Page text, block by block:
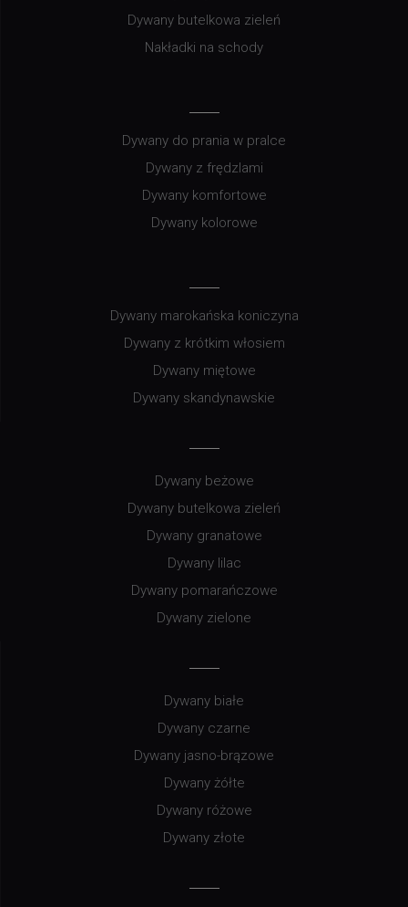
Dywany butelkowa zieleń
Nakładki na schody
Dywany do prania w pralce
Dywany z frędzlami
Dywany komfortowe
Dywany kolorowe
Dywany marokańska koniczyna
Dywany z krótkim włosiem
Dywany miętowe
Dywany skandynawskie
Dywany beżowe
Dywany butelkowa zieleń
Dywany granatowe
Dywany lilac
Dywany pomarańczowe
Dywany zielone
Dywany białe
Dywany czarne
Dywany jasno-brązowe
Dywany żółte
Dywany różowe
Dywany złote